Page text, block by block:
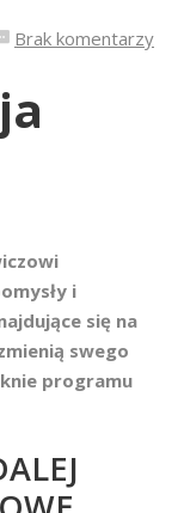
Brak komentarzy
i
się na
swego
programu